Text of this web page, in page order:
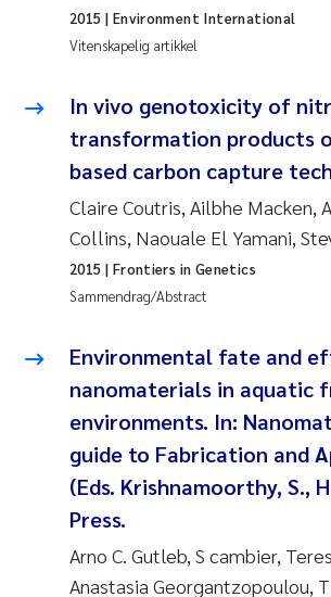
Vitenskapelig artikkel
2015 | Environment International
In vivo genotoxicity of
transformation products
based carbon capture
Claire Coutris, Ailbhe Macken,
Collins, Naouale El Yamani,
Sammendrag/Abstract
2015 | Frontiers in Genetics
Environmental fate and
nanomaterials in aquatic
environments. In:
guide to Fabrication and
(Eds. Krishnamoorthy, S.,
Press.
Arno C. Gutleb, S cambier,
Anastasia Georgantzopoulou, T